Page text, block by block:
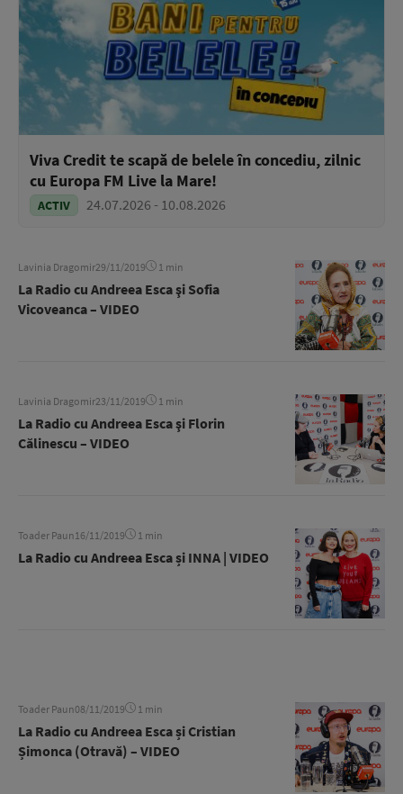
Viva Credit te scapă de belele în concediu, zilnic
cu Europa FM Live la Mare!
ACTIV 24.07.2026 - 10.08.2026
Lavinia Dragomir29/11/2019 1 min
La Radio cu Andreea Esca şi Sofia
Vicoveanca – VIDEO
Lavinia Dragomir23/11/2019 1 min
La Radio cu Andreea Esca şi Florin
Călinescu – VIDEO
Toader Paun16/11/2019 1 min
La Radio cu Andreea Esca și INNA | VIDEO
Toader Paun08/11/2019 1 min
La Radio cu Andreea Esca și Cristian
Șimonca (Otravă) – VIDEO